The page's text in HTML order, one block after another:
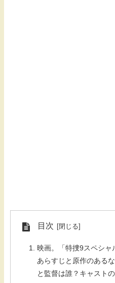
目次
映画。「特捜9スペシャ
あらすじと原作のある
と監督は誰？キャスト